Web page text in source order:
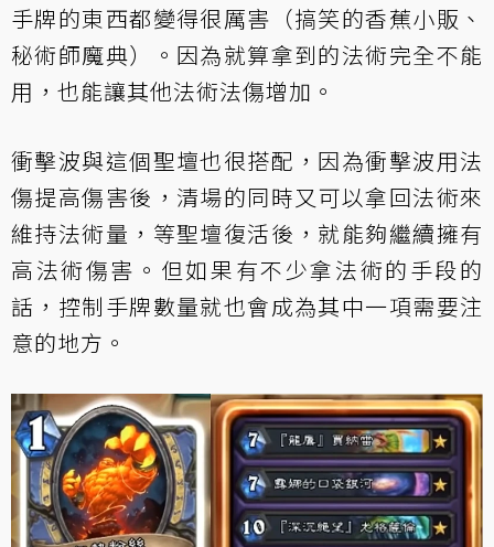
手牌的東西都變得很厲害（搞笑的香蕉小販、
秘術師魔典）。因為就算拿到的法術完全不能
用，也能讓其他法術法傷增加。
衝擊波與這個聖壇也很搭配，因為衝擊波用法
傷提高傷害後，清場的同時又可以拿回法術來
維持法術量，等聖壇復活後，就能夠繼續擁有
高法術傷害。但如果有不少拿法術的手段的
話，控制手牌數量就也會成為其中一項需要注
意的地方。